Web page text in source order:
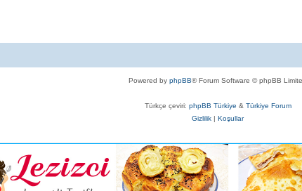
Powered by phpBB® Forum Software © phpBB
Türkçe çeviri: phpBB Türkiye & Türkiye Forum
Gizlilik | Koşullar